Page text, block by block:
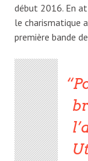
début 2016. En
le charismatique
première bande